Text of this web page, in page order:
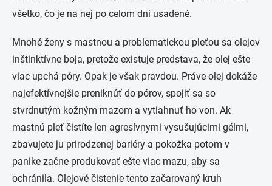
všetko, čo je na nej po celom dni usadené.
Mnohé ženy s mastnou a problematickou pleťou sa olejov
inštinktívne boja, pretože existuje predstava, že olej ešte
viac upchá póry. Opak je však pravdou. Práve olej dokáže
najefektívnejšie preniknúť do pórov, spojiť sa so
stvrdnutým kožným mazom a vytiahnuť ho von. Ak
mastnú pleť čistíte len agresívnymi vysušujúcimi gélmi,
zbavujete ju prirodzenej bariéry a pokožka potom v
panike začne produkovať ešte viac mazu, aby sa
ochránila. Olejové čistenie tento začarovaný kruh